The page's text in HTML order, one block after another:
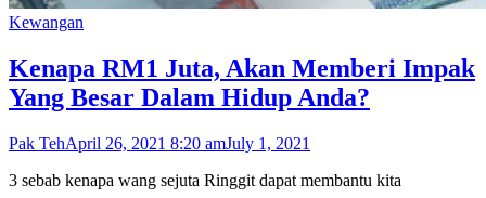
Kewangan
Kenapa RM1 Juta, Akan Memberi Impak
Yang Besar Dalam Hidup Anda?
Pak TehApril 26, 2021 8:20 amJuly 1, 2021
3 sebab kenapa wang sejuta Ringgit dapat membantu kita